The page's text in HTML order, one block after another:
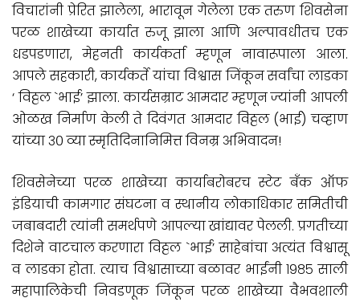
विचारांनी प्रेरित झालेला, भारावून गेलेला एक तरुण शिवसेना
परळ शाखेच्या कार्यात रुजू झाला आणि अल्पावधीतच एक
धडपडणारा, मेहनती कार्यकर्ता म्हणून नावारूपाला आला.
आपले सहकारी, कार्यकर्ते यांचा विश्वास जिंकून सर्वांचा लाडका
‘ विठ्ठल `भाई’ झाला. कार्यसम्राट आमदार म्हणून ज्यांनी आपली
ओळख निर्माण केली ते दिवंगत आमदार विठ्ठल (भाई) चव्हाण
यांच्या ३० व्या स्मृतिदिनानिमित्त विनम्र अभिवादन!
शिवसेनेच्या परळ शाखेच्या कार्याबरोबरच स्टेट बँक ऑफ
इंडियाची कामगार संघटना व स्थानीय लोकाधिकार समितीची
जबाबदारी त्यांनी समर्थपणे आपल्या खांद्यावर पेलली. प्रगतीच्या
दिशेने वाटचाल करणारा विठ्ठल `भाई’ साहेबांचा अत्यंत विश्वासू
व लाडका होता. त्याच विश्वासाच्या बळावर भाईंनी १९८५ साली
महापालिकेची निवडणूक जिंकून परळ शाखेच्या वैभवशाली